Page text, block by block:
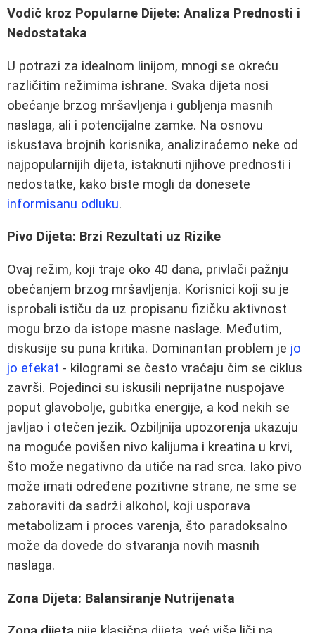
Vodič kroz Popularne Dijete: Analiza Prednosti i
Nedostataka
U potrazi za idealnom linijom, mnogi se okreću
različitim režimima ishrane. Svaka dijeta nosi
obećanje brzog mršavljenja i gubljenja masnih
naslaga, ali i potencijalne zamke. Na osnovu
iskustava brojnih korisnika, analiziraćemo neke od
najpopularnijih dijeta, istaknuti njihove prednosti i
nedostatke, kako biste mogli da donesete
informisanu odluku.
Pivo Dijeta: Brzi Rezultati uz Rizike
Ovaj režim, koji traje oko 40 dana, privlači pažnju
obećanjem brzog mršavljenja. Korisnici koji su je
isprobali ističu da uz propisanu fizičku aktivnost
mogu brzo da istope masne naslage. Međutim,
diskusije su puna kritika. Dominantan problem je jo
jo efekat - kilogrami se često vraćaju čim se ciklus
završi. Pojedinci su iskusili neprijatne nuspojave
poput glavobolje, gubitka energije, a kod nekih se
javljao i otečen jezik. Ozbiljnija upozorenja ukazuju
na moguće povišen nivo kalijuma i kreatina u krvi,
što može negativno da utiče na rad srca. Iako pivo
može imati određene pozitivne strane, ne sme se
zaboraviti da sadrži alkohol, koji usporava
metabolizam i proces varenja, što paradoksalno
može da dovede do stvaranja novih masnih
naslaga.
Zona Dijeta: Balansiranje Nutrijenata